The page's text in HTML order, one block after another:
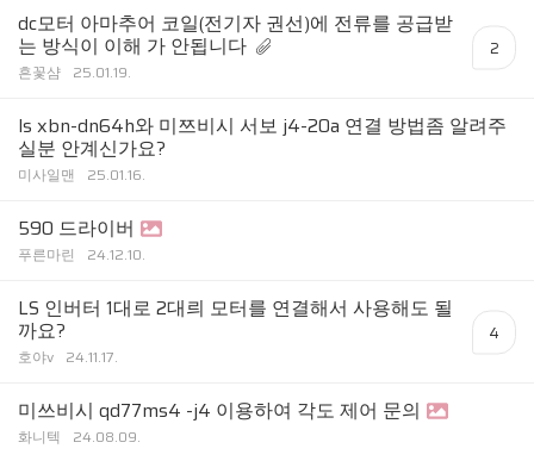
dc모터 아마추어 코일(전기자 권선)에 전류를 공급받
는 방식이 이해 가 안됩니다
흔꽃샴 25.01.19.
2
ls xbn-dn64h와 미쯔비시 서보 j4-20a 연결 방법좀 알려주
실분 안계신가요?
미사일맨 25.01.16.
590 드라이버
푸른마린 24.12.10.
LS 인버터 1대로 2대릐 모터를 연결해서 사용해도 될
까요?
호야v 24.11.17.
4
미쓰비시 qd77ms4 -j4 이용하여 각도 제어 문의
화니텍 24.08.09.